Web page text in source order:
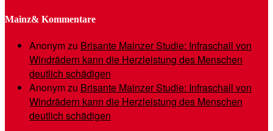
Mainz& Kommentare
Anonymzu Brisante Mainzer Studie: Infraschall von
Windrädern kann die Herzleistung des Menschen
deutlich schädigen
Anonymzu Brisante Mainzer Studie: Infraschall von
Windrädern kann die Herzleistung des Menschen
deutlich schädigen